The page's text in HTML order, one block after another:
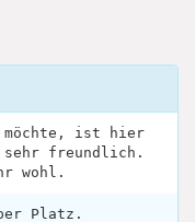
möchte, ist hier
freundlich.
wohl.
Platz.